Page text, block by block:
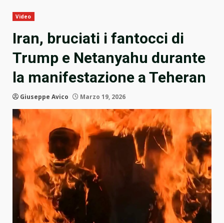
Video
Iran, bruciati i fantocci di
Trump e Netanyahu durante
la manifestazione a Teheran
Giuseppe Avico Marzo 19, 2026